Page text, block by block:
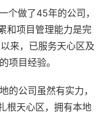
做了45年的公司，
和项目管理能力是完
来，已服务天心区及
项目经验。
公司虽然有实力，
根天心区，拥有本地